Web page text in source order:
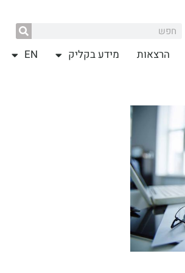
הרצאות מידע בקליק EN